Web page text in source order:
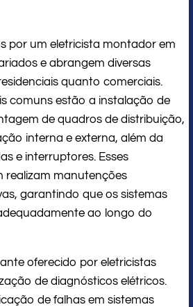
por um eletricista montador em
e abrangem diversas
quanto comerciais.
comuns estão a instalação de
de quadros de distribuição,
interna e externa, além da
e interruptores. Esses
realizam manutenções
garantindo que os sistemas
ao longo do
oferecido por eletricistas
de diagnósticos elétricos.
de falhas em sistemas